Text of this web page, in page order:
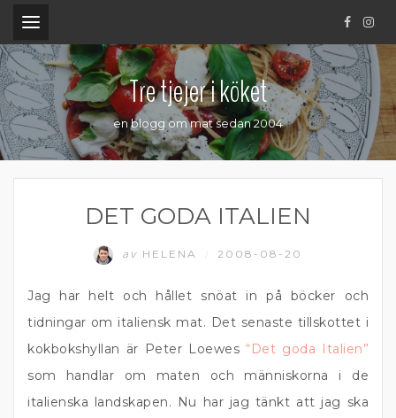
.
Tre tjejer i köket
en blogg om mat sedan 2004
DET GODA ITALIEN
av HELENA 2008-08-20
Jag har helt och hållet snöat in på böcker och
tidningar om italiensk mat. Det senaste tillskottet i
kokbokshyllan är Peter Loewes “Det goda Italien”
som handlar om maten och människorna i de
italienska landskapen. Nu har jag tänkt att jag ska